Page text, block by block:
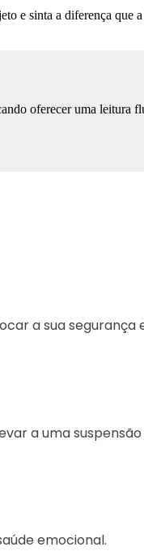
e sinta a diferença que
oferecer uma leitura
a sua segurança
a uma
emocional.